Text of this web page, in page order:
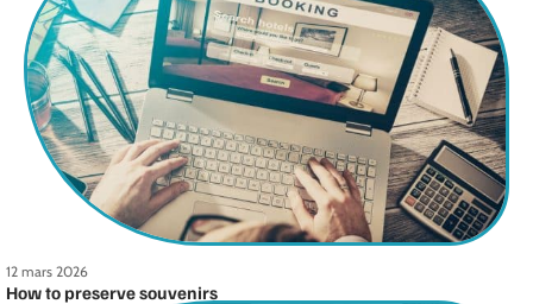
12 mars 2026
How to preserve souvenirs